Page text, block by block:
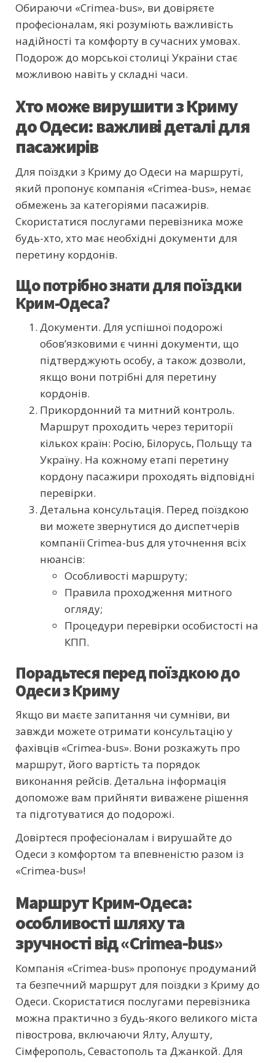
Обираючи «Crimea-bus», ви довіряєте
професіоналам, які розуміють важливість
надійності та комфорту в сучасних умовах.
Подорож до морської столиці України стає
можливою навіть у складні часи.
Хто може вирушити з Криму
до Одеси: важливі деталі для
пасажирів
Для поїздки з Криму до Одеси на маршруті,
який пропонує компанія «Crimea-bus», немає
обмежень за категоріями пасажирів.
Скористатися послугами перевізника може
будь-хто, хто має необхідні документи для
перетину кордонів.
Що потрібно знати для поїздки
Крим-Одеса?
Документи. Для успішної подорожі
обов’язковими є чинні документи, що
підтверджують особу, а також дозволи,
якщо вони потрібні для перетину
кордонів.
Прикордонний та митний контроль.
Маршрут проходить через території
кількох країн: Росію, Білорусь, Польщу та
Україну. На кожному етапі перетину
кордону пасажири проходять відповідні
перевірки.
Детальна консультація. Перед поїздкою
ви можете звернутися до диспетчерів
компанії Crimea-bus для уточнення всіх
нюансів:
Особливості маршруту;
Правила проходження митного
огляду;
Процедури перевірки особистості на
КПП.
Порадьтеся перед поїздкою до
Одеси з Криму
Якщо ви маєте запитання чи сумніви, ви
завжди можете отримати консультацію у
фахівців «Crimea-bus». Вони розкажуть про
маршрут, його вартість та порядок
виконання рейсів. Детальна інформація
допоможе вам прийняти виважене рішення
та підготуватися до подорожі.
Довіртеся професіоналам і вирушайте до
Одеси з комфортом та впевненістю разом із
«Crimea-bus»!
Маршрут Крим-Одеса:
особливості шляху та
зручності від «Crimea-bus»
Компанія «Crimea-bus» пропонує продуманий
та безпечний маршрут для поїздки з Криму до
Одеси. Скористатися послугами перевізника
можна практично з будь-якого великого міста
півострова, включаючи Ялту, Алушту,
Сімферополь, Севастополь та Джанкой. Для